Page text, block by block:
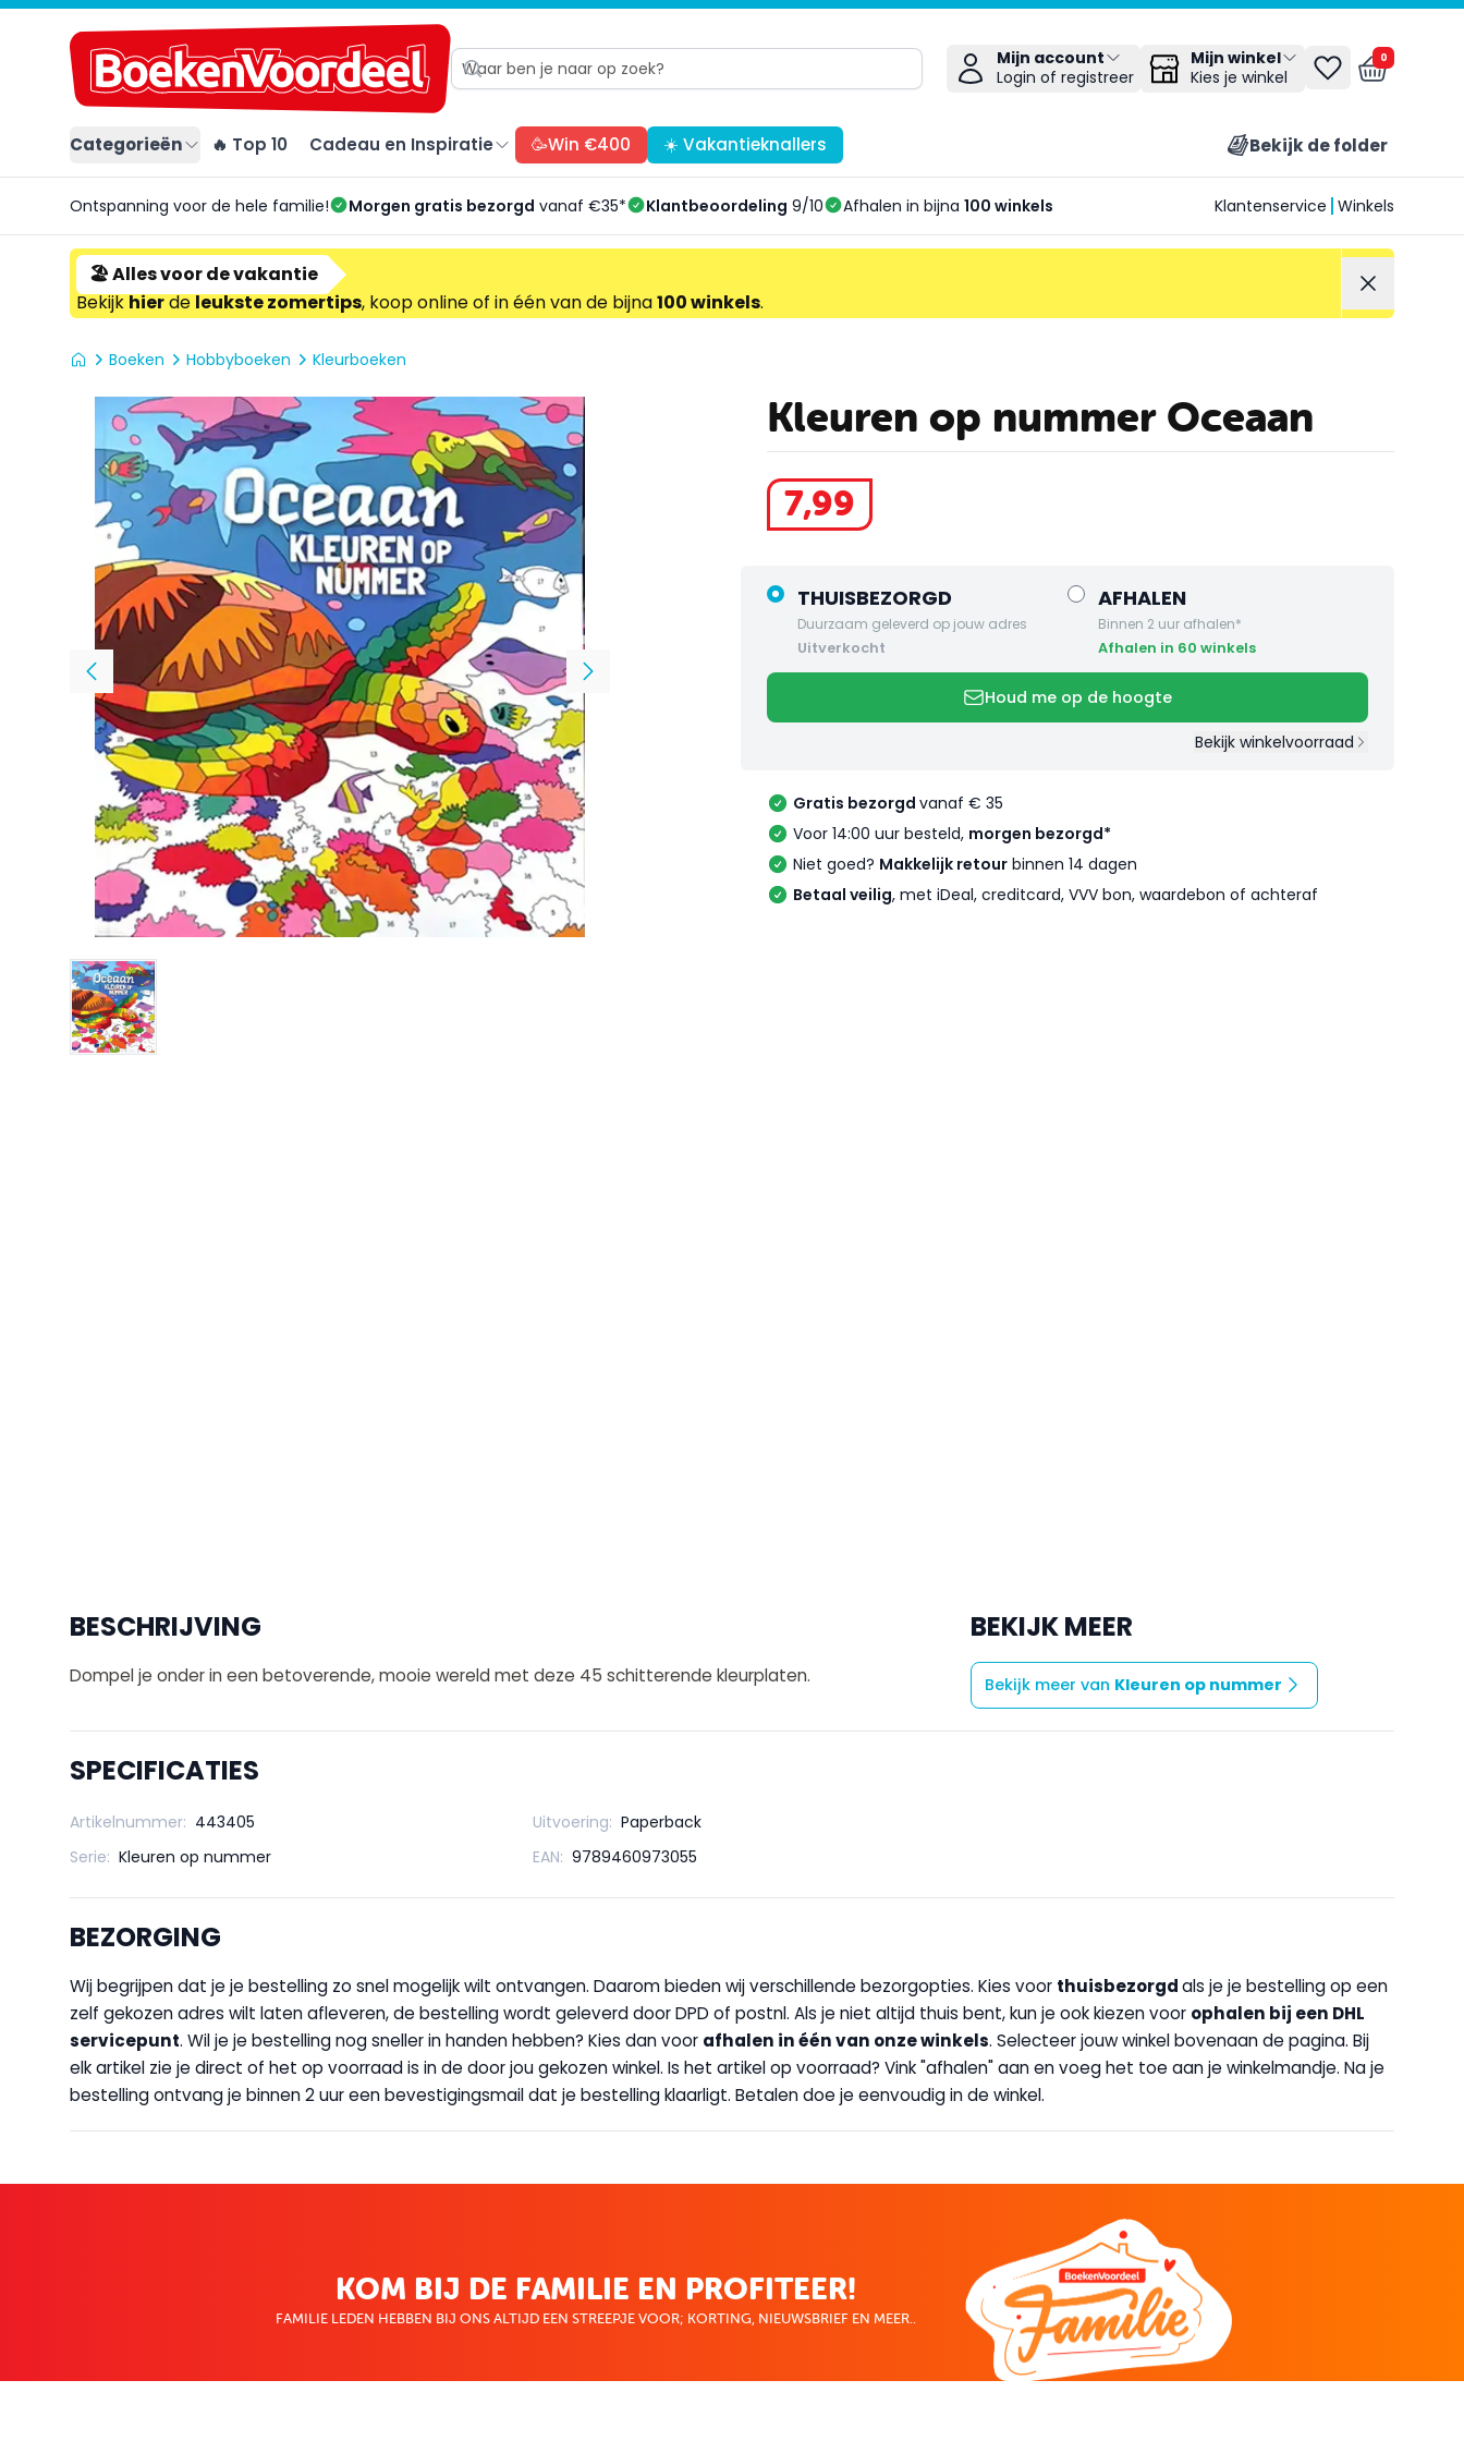
Mijn account
Login of registreer
Mijn winkel
Kies je winkel
0
Categorieën 🔥 Top 10 Cadeau en Inspiratie 🥳Win €400 ☀️ Vakantieknallers Bekijk de folder
Ontspanning voor de hele familie! Morgen gratis bezorgd vanaf €35* Klantbeoordeling 9/10 Afhalen in bijna 100 winkels Klantenservice Winkels
🏖️ Alles voor de vakantie
Bekijkhierdeleukste zomertips, koop online of in één van de bijna100 winkels.
Boeken Hobbyboeken Kleurboeken
Kleuren op nummer Oceaan
7,99
THUISBEZORGD
Duurzaam geleverd op jouw adres
uitverkocht
AFHALEN
Binnen 2 uur afhalen*
Afhalen in 60 winkels
Houd me op de hoogte
Bekijk winkelvoorraad
Gratis bezorgd vanaf € 35
Voor 14:00 uur besteld, morgen bezorgd*
Niet goed? Makkelijk retour binnen 14 dagen
Betaal veilig, met iDeal, creditcard, VVV bon, waardebon of achteraf
BEKIJK MEER
Bekijk meer van Kleuren op nummer
BESCHRIJVING
Dompel je onder in een betoverende, mooie wereld met deze 45 schitterende kleurplaten.
SPECIFICATIES
Artikelnummer: 443405 Uitvoering: Paperback
Serie: Kleuren op nummer EAN: 9789460973055
BEZORGING
Wij begrijpen dat je je bestelling zo snel mogelijk wilt ontvangen. Daarom bieden wij verschillende bezorgopties. Kies voor thuisbezorgdals je je bestelling op een
zelf gekozen adres wilt laten afleveren, de bestelling wordt geleverd door DPD of postnl. Als je niet altijd thuis bent, kun je ook kiezen voor ophalen bij een DHL
servicepunt. Wil je je bestelling nog sneller in handen hebben? Kies dan voor afhalen in één van onze winkels. Selecteer jouw winkel bovenaan de pagina. Bij
elk artikel zie je direct of het op voorraad is in de door jou gekozen winkel. Is het artikel op voorraad? Vink "afhalen" aan en voeg het toe aan je winkelmandje. Na je
bestelling ontvang je binnen 2 uur een bevestigingsmail dat je bestelling klaarligt. Betalen doe je eenvoudig in de winkel.
KOM BIJ DE FAMILIE EN PROFITEER!
FAMILIE LEDEN HEBBEN BIJ ONS ALTIJD EEN STREEPJE VOOR; KORTING, NIEUWSBRIEF EN MEER..